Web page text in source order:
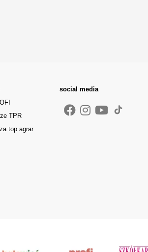
TPR
top agrar
social media